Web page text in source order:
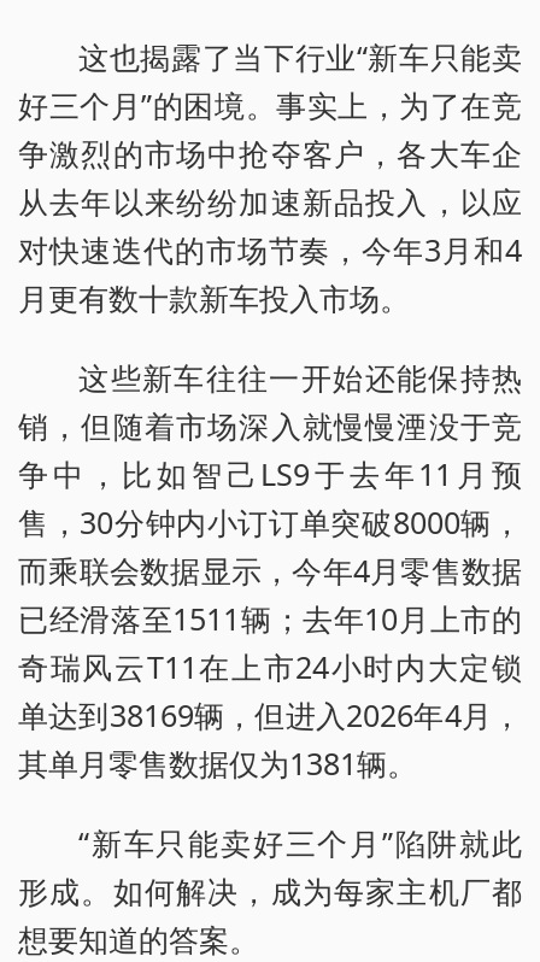
这也揭露了当下行业“新车只能卖
好三个月”的困境。事实上，为了在竞
争激烈的市场中抢夺客户，各大车企
从去年以来纷纷加速新品投入，以应
对快速迭代的市场节奏，今年3月和4
月更有数十款新车投入市场。
这些新车往往一开始还能保持热
销，但随着市场深入就慢慢湮没于竞
争中，比如智己LS9于去年11月预
售，30分钟内小订订单突破8000辆，
而乘联会数据显示，今年4月零售数据
已经滑落至1511辆；去年10月上市的
奇瑞风云T11在上市24小时内大定锁
单达到38169辆，但进入2026年4月，
其单月零售数据仅为1381辆。
“新车只能卖好三个月”陷阱就此
形成。如何解决，成为每家主机厂都
想要知道的答案。